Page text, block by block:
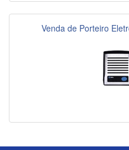
Venda de Porteiro